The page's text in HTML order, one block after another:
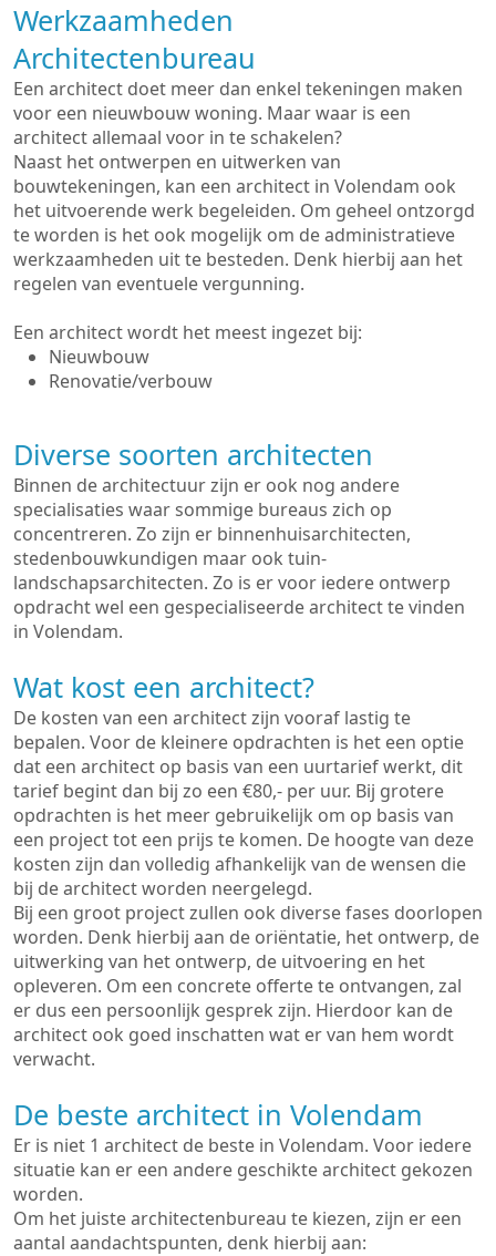
Werkzaamheden
Architectenbureau
Een architect doet meer dan enkel tekeningen maken
voor een nieuwbouw woning. Maar waar is een
architect allemaal voor in te schakelen?
Naast het ontwerpen en uitwerken van
bouwtekeningen, kan een architect in Volendam ook
het uitvoerende werk begeleiden. Om geheel ontzorgd
te worden is het ook mogelijk om de administratieve
werkzaamheden uit te besteden. Denk hierbij aan het
regelen van eventuele vergunning.
Een architect wordt het meest ingezet bij:
Nieuwbouw
Renovatie/verbouw
Diverse soorten architecten
Binnen de architectuur zijn er ook nog andere
specialisaties waar sommige bureaus zich op
concentreren. Zo zijn er binnenhuisarchitecten,
stedenbouwkundigen maar ook tuin-
landschapsarchitecten. Zo is er voor iedere ontwerp
opdracht wel een gespecialiseerde architect te vinden
in Volendam.
Wat kost een architect?
De kosten van een architect zijn vooraf lastig te
bepalen. Voor de kleinere opdrachten is het een optie
dat een architect op basis van een uurtarief werkt, dit
tarief begint dan bij zo een €80,- per uur. Bij grotere
opdrachten is het meer gebruikelijk om op basis van
een project tot een prijs te komen. De hoogte van deze
kosten zijn dan volledig afhankelijk van de wensen die
bij de architect worden neergelegd.
Bij een groot project zullen ook diverse fases doorlopen
worden. Denk hierbij aan de oriëntatie, het ontwerp, de
uitwerking van het ontwerp, de uitvoering en het
opleveren. Om een concrete offerte te ontvangen, zal
er dus een persoonlijk gesprek zijn. Hierdoor kan de
architect ook goed inschatten wat er van hem wordt
verwacht.
De beste architect in Volendam
Er is niet 1 architect de beste in Volendam. Voor iedere
situatie kan er een andere geschikte architect gekozen
worden.
Om het juiste architectenbureau te kiezen, zijn er een
aantal aandachtspunten, denk hierbij aan: